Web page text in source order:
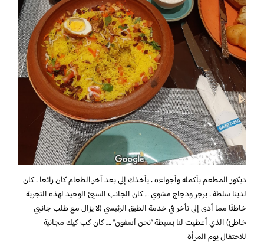
ديكور المطعم بأكمله وأجواءه ، يأخذك إلى بعد آخر.الطعام كان رائعا ، كان
لدينا سلطة ، برجر ودجاج مشوي … كان الجانب السيئ الوحيد لهذه التجربة
خاطئًا مما أدى إلى تأخر في خدمة الطبق الرئيسي (لا يزال مع طلب جانبي
خاطئ) الذي أعطيت لنا بسيطة “نحن آسفون” …. كان كب كيك مجانية
للاحتفال يوم المرأة